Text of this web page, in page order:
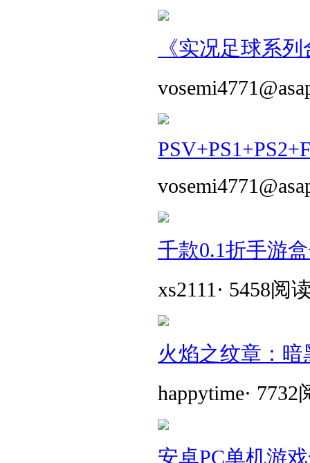
《实况足球系
千款0.1折手游
xs2111 · 5458阅
火焰之纹章：
happytime· 7732
安卓PC单机游